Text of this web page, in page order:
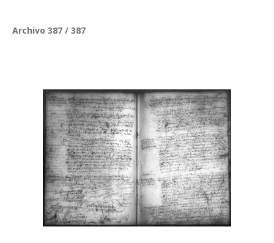
Archivo 387 / 387